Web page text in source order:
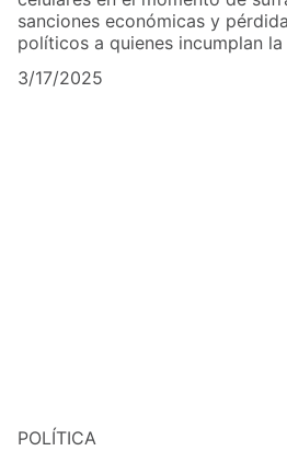
sanciones económicas y
políticos a quienes incumplan la
3/17/2025
POLÍTICA